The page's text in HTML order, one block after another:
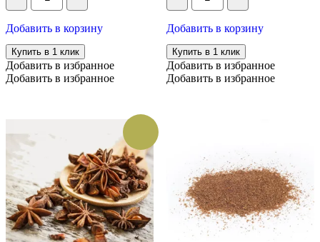
ломаная
100
гр
Добавить в корзину
Купить в 1 клик
Добавить в избранное
Добавить в избранное
молотая
100
гр
Добавить в корзину
Купить в 1 клик
Добавить в избранное
Добавить в избранное